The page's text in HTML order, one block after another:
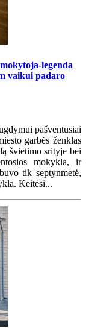
legenda
vaikui padaro
pašventusiai
garbės ženklas
švietimo srityje bei
mokykla, ir
tik septynmetė,
Keitėsi...